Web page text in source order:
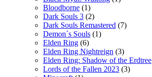
Bloodborne (1)
Dark Souls 3 (2)
Dark Souls Remastered (7)
Demon´s Souls (1)
Elden Ring (6)
Elden Ring Nightreign (3)
Elden Ring: Shadow of the Erdtree
Lords of the Fallen 2023 (3)